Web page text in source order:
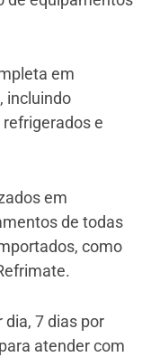
em
incluindo
e
em
de todas
como
7 dias por
atender com